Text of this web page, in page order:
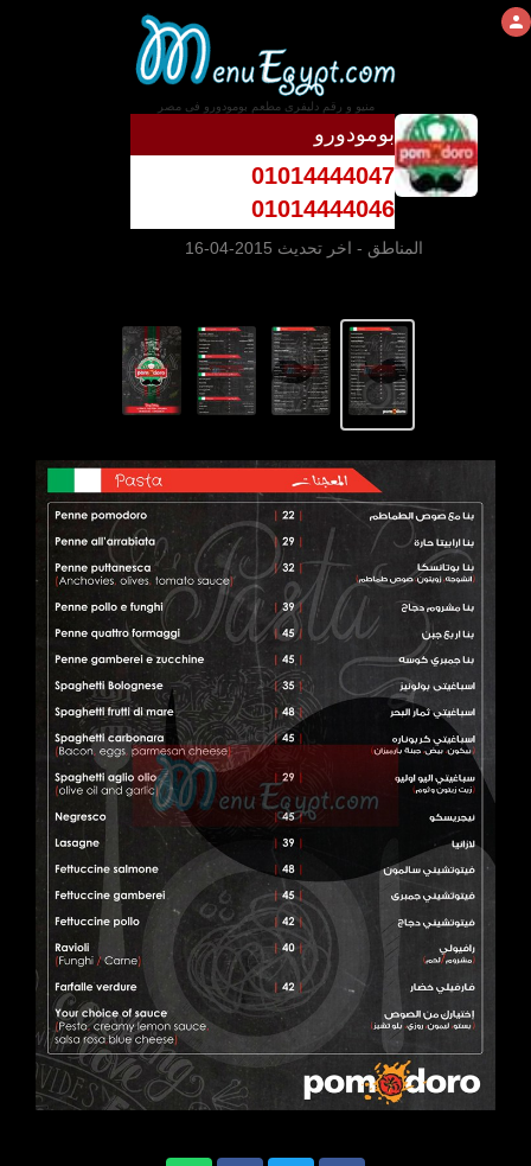
منيو و رقم دليفرى مطعم بومودورو فى مصر
بومودورو
01014444047
01014444046
المناطق - اخر تحديث 2015-04-16